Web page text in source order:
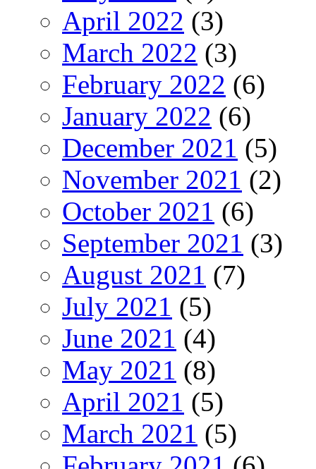
April 2022 (3)
March 2022 (3)
February 2022 (6)
January 2022 (6)
December 2021 (5)
November 2021 (2)
October 2021 (6)
September 2021 (3)
August 2021 (7)
July 2021 (5)
June 2021 (4)
May 2021 (8)
April 2021 (5)
March 2021 (5)